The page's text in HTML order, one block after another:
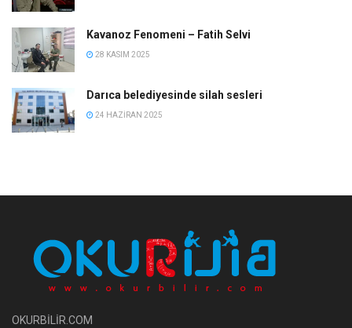
Kavanoz Fenomeni – Fatih Selvi
28 KASIM 2025
Darıca belediyesinde silah sesleri
24 HAZIRAN 2025
OKURBİLİR.COM